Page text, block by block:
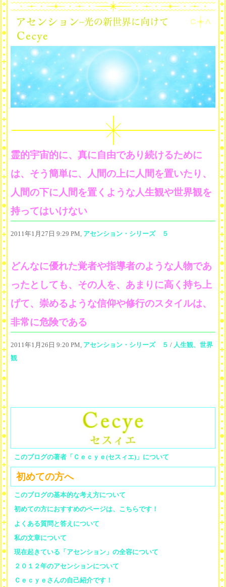
霊的宇宙的に、真に自由であり続けるために
は、そう簡単に、人間の上に人間を置いたり、
人間の下に人間を置くような人生観や世界観を
持ってはいけない
2011年1月27日 9:29 PM, アセンション・シリーズ ５
どんなに優れた覚者や指導者のような人物であ
ったとしても、その人を、あまりに高く持ち上
げて、崇めるような信仰や修行のスタイルは、
非常に危険である
2011年1月26日 9:20 PM, アセンション・シリーズ ５ / 人生観、世界
観
このブログの著者「Ｃｅｃｙｅ(セスィエ)」について
初めての方へ
このブログの基本的な考え方について
初めての方におすすめのページは、こちらです！
よくある質問と答えについて
私の文章について
現在起きている「アセンション」の全容について
２０１２年のアセンションについて
Ｃｅｃｙｅさんの自己紹介です！